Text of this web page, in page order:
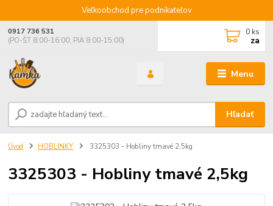
Veľkoobchod pre podnikateľov
Menu
Hľadať
0917 736 531
(PO-ŠT 8:00-16:00, PIA 8:00-15:00)
0 ks
za
Úvod HOBLINKY 3325303 - Hobliny tmavé 2,5kg
3325303 - Hobliny tmavé 2,5kg